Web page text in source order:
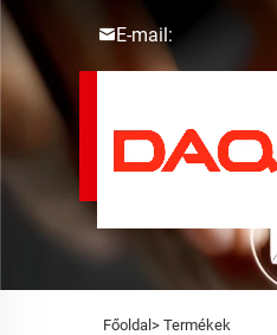
E-mail:
Főoldal> Termékek